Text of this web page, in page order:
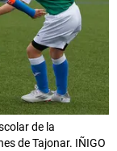
de la
de Tajonar. IÑIGO